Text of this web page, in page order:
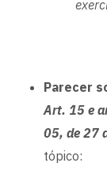
Parecer
Art. 15 e
05, de 27
tópico: